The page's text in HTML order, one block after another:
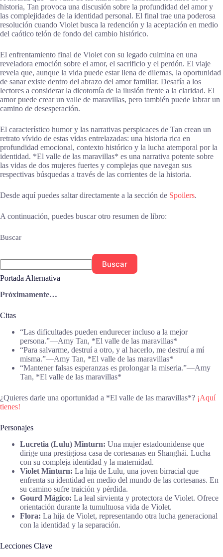
historia, Tan provoca una discusión sobre la profundidad del amor y
las complejidades de la identidad personal. El final trae una poderosa
resolución cuando Violet busca la redención y la aceptación en medio
del caótico telón de fondo del cambio histórico.
El enfrentamiento final de Violet con su legado culmina en una
reveladora emoción sobre el amor, el sacrificio y el perdón. El viaje
revela que, aunque la vida puede estar llena de dilemas, la oportunidad
de sanar existe dentro del abrazo del amor familiar. Desafía a los
lectores a considerar la dicotomía de la ilusión frente a la claridad. El
amor puede crear un valle de maravillas, pero también puede labrar un
camino de desesperación.
El característico humor y las narrativas perspicaces de Tan crean un
retrato vívido de estas vidas entrelazadas: una historia rica en
profundidad emocional, contexto histórico y la lucha atemporal por la
identidad. *El valle de las maravillas* es una narrativa potente sobre
las vidas de dos mujeres fuertes y complejas que navegan sus
respectivas búsquedas a través de las corrientes de la historia.
Desde aquí puedes saltar directamente a la sección de Spoilers.
A continuación, puedes buscar otro resumen de libro:
Buscar
Buscar
Portada Alternativa
Próximamente…
Citas
“Las dificultades pueden endurecer incluso a la mejor
persona.”―Amy Tan, *El valle de las maravillas*
“Para salvarme, destruí a otro, y al hacerlo, me destruí a mí
misma.”―Amy Tan, *El valle de las maravillas*
“Mantener falsas esperanzas es prolongar la miseria.”―Amy
Tan, *El valle de las maravillas*
¿Quieres darle una oportunidad a *El valle de las maravillas*? ¡Aquí
tienes!
Personajes
Lucretia (Lulu) Minturn: Una mujer estadounidense que
dirige una prestigiosa casa de cortesanas en Shanghái. Lucha
con su compleja identidad y la maternidad.
Violet Minturn: La hija de Lulu, una joven birracial que
enfrenta su identidad en medio del mundo de las cortesanas. En
su camino sufre traición y pérdida.
Gourd Mágico: La leal sirvienta y protectora de Violet. Ofrece
orientación durante la tumultuosa vida de Violet.
Flora: La hija de Violet, representando otra lucha generacional
con la identidad y la separación.
Lecciones Clave